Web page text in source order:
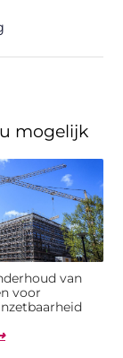
mogelijk
van
voor